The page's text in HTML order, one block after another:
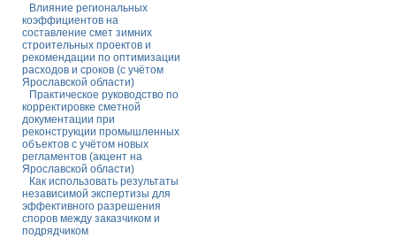
Влияние региональных
коэффициентов на
составление смет зимних
строительных проектов и
рекомендации по оптимизации
расходов и сроков (с учётом
Ярославской области)
Практическое руководство по
корректировке сметной
документации при
реконструкции промышленных
объектов с учётом новых
регламентов (акцент на
Ярославской области)
Как использовать результаты
независимой экспертизы для
эффективного разрешения
споров между заказчиком и
подрядчиком